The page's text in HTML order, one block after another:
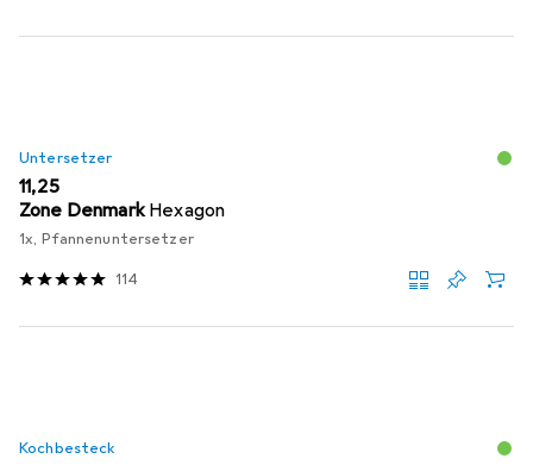
Untersetzer
EUR
11,25
Zone Denmark Hexagon
1x, Pfannenuntersetzer
114
Kochbesteck